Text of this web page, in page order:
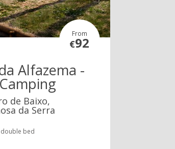
From
€92
Alfazema -
de Baixo,
da Serra
double bed